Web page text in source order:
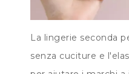
La lingerie seconda
senza cuciture e